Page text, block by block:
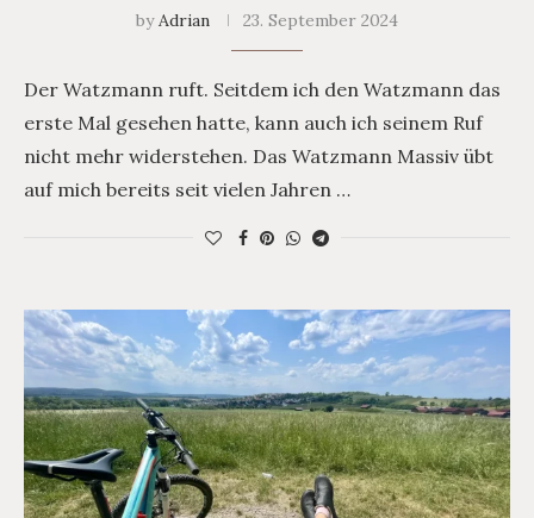
byAdrian 23. September 2024
Der Watzmann ruft. Seitdem ich den Watzmann das
erste Mal gesehen hatte, kann auch ich seinem Ruf
nicht mehr widerstehen. Das Watzmann Massiv übt
auf mich bereits seit vielen Jahren …